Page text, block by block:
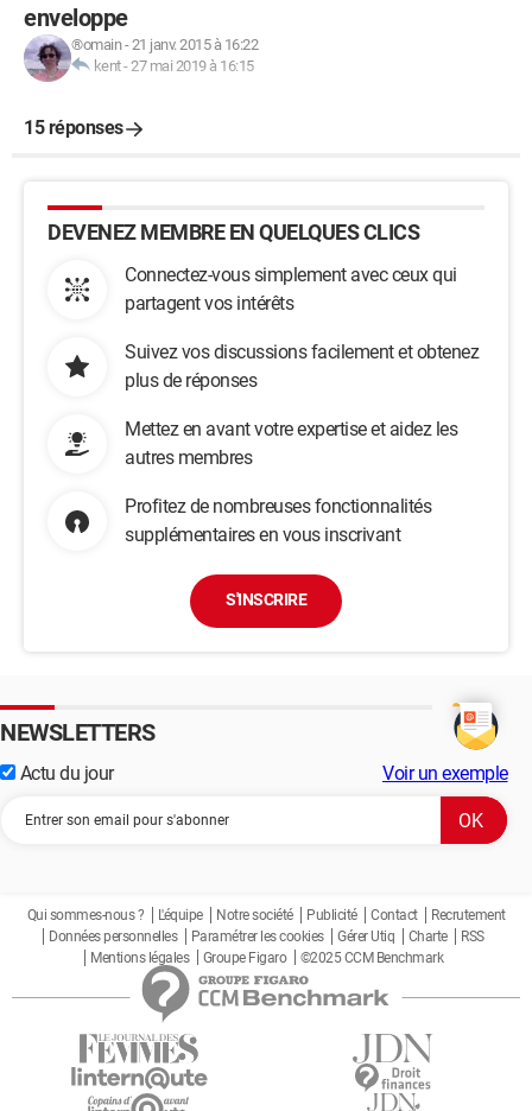
enveloppe
®omain-21 janv. 2015 à 16:22
kent-27 mai 2019 à 16:15
15 réponses
DEVENEZ MEMBRE EN QUELQUES CLICS
Connectez-vous simplement avec ceux qui
partagent vos intérêts
Suivez vos discussions facilement et obtenez
plus de réponses
Mettez en avant votre expertise et aidez les
autres membres
Profitez de nombreuses fonctionnalités
supplémentaires en vous inscrivant
S'INSCRIRE
NEWSLETTERS
Actu du jour Voir un exemple
Qui sommes-nous ? L'équipe Notre société Publicité Contact
Recrutement
Données personnelles
Paramétrer les cookies Gérer Utiq Charte
RSS
Mentions légales
Groupe Figaro ©2025 CCM Benchmark